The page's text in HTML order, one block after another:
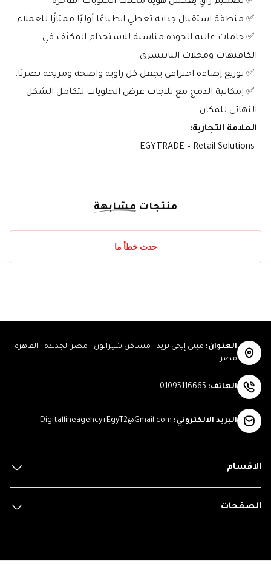
الكافيهات ومحلات الباتيسري.
النهائي للمكان.
العلامة التجارية:
منتجات مشابهة
حدث خطأ ما
العنوان: مبنى إيجي تريد - مساكن شيراتون - مصر الجديدة - القاهرة -
مصر
الهاتف:
01095116665
البريد الالكتروني:
Digitallineagency+EgyT2@Gmail.com
الأقسام
الصفحات